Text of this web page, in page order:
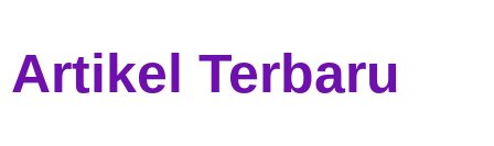
Artikel Terbaru